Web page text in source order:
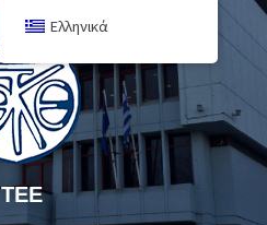
ΤΕΕ
Ελληνικά